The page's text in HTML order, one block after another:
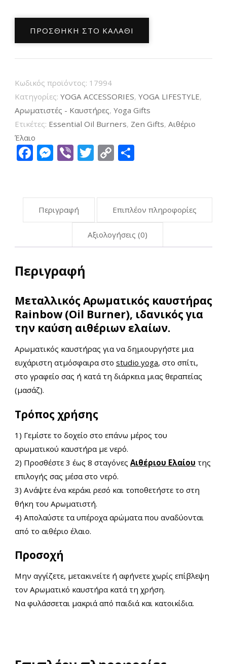
Αρωματικός
Καυστήρας
Aromafume
Rainbow
ποσότητα
ΠΡΟΣΘΉΚΗ ΣΤΟ ΚΑΛΆΘΙ
Κωδικός προϊόντος: 17994
Κατηγορίες: YOGA ACCESSORIES, YOGA LIFESTYLE,
Αρωματιστές - Καυστήρες, Υoga Gifts
Ετικέτες: Essential Oil Burners, Zen Gifts, Αιθέριο
Έλαιο
Facebook
Messenger
ViberTwitter
Copy
Περιγραφή Επιπλέον πληροφορίες
Αξιολογήσεις (0)
Περιγραφή
Μεταλλικός Αρωματικός καυστήρας
Rainbow (Oil Burner), ιδανικός για
την καύση αιθέριων ελαίων.
Αρωματικός καυστήρας για να δημιουργήστε μια
ευχάριστη ατμόσφαιρα στο studio yoga, στο σπίτι,
στο γραφείο σας ή κατά τη διάρκεια μιας θεραπείας
(μασάζ).
Τρόπος χρήσης
1) Γεμίστε το δοχείο στο επάνω μέρος του
αρωματικού καυστήρα με νερό.
2) Προσθέστε 3 έως 8 σταγόνες Αιθέριου Ελαίου της
επιλογής σας μέσα στο νερό.
3) Ανάψτε ένα κεράκι ρεσό και τοποθετήστε το στη
θήκη του Αρωματιστή.
4) Απολαύστε τα υπέροχα αρώματα που αναδύονται
από το αιθέριο έλαιο.
Προσοχή
Μην αγγίζετε, μετακινείτε ή αφήνετε χωρίς επίβλεψη
τον Αρωματικό καυστήρα κατά τη χρήση.
Να φυλάσσεται μακριά από παιδιά και κατοικίδια.